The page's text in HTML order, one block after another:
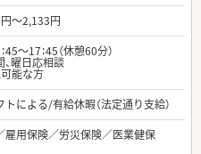
～2,133円
～17：45（休憩60分）
曜日応相談
能な方
トによる/有給休暇（法定通り支給）
雇用保険／労災保険／医業健保